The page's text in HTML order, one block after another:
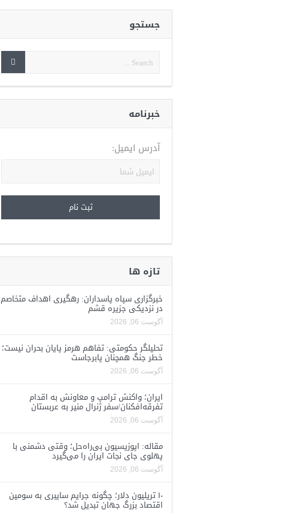
جستجو
خبرنامه
آدرس ایمیل:
تازه ها
خبرگزاری سپاه پاسداران: رهگیری اهداف متخاصم
در نزدیکی جزیره قشم
آگوست 06, 2026
تحلیلگر حکومتی: تفاهم هرمز پایان بحران نیست؛
خطر جنگ همچنان پابرجاست
آگوست 06, 2026
ایران؛ واکنش ترامپ و معاونش به اقدام
تفرقه‌افکنان/سفر ژنرال منیر به عربستان
آگوست 06, 2026
مقاله: اپوزیسیون بی‌راه‌حل؛ وقتی دشمنی با
پهلوی جای نجات ایران را می‌گیرد
آگوست 06, 2026
۱۰ تریلیون دلار؛ چگونه جرایم سایبری به سومین
اقتصاد بزرگ جهان تبدیل شد؟